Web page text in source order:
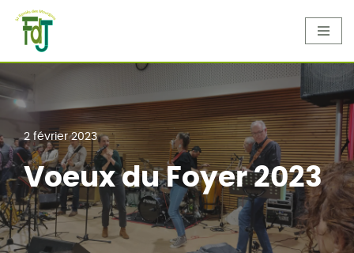
Aller
au
contenu
2 février 2023
Voeux du Foyer 2023